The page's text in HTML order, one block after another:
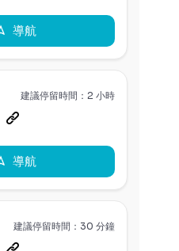
導航
建議停留時間：2 小時
導航
建議停留時間：30 分鐘